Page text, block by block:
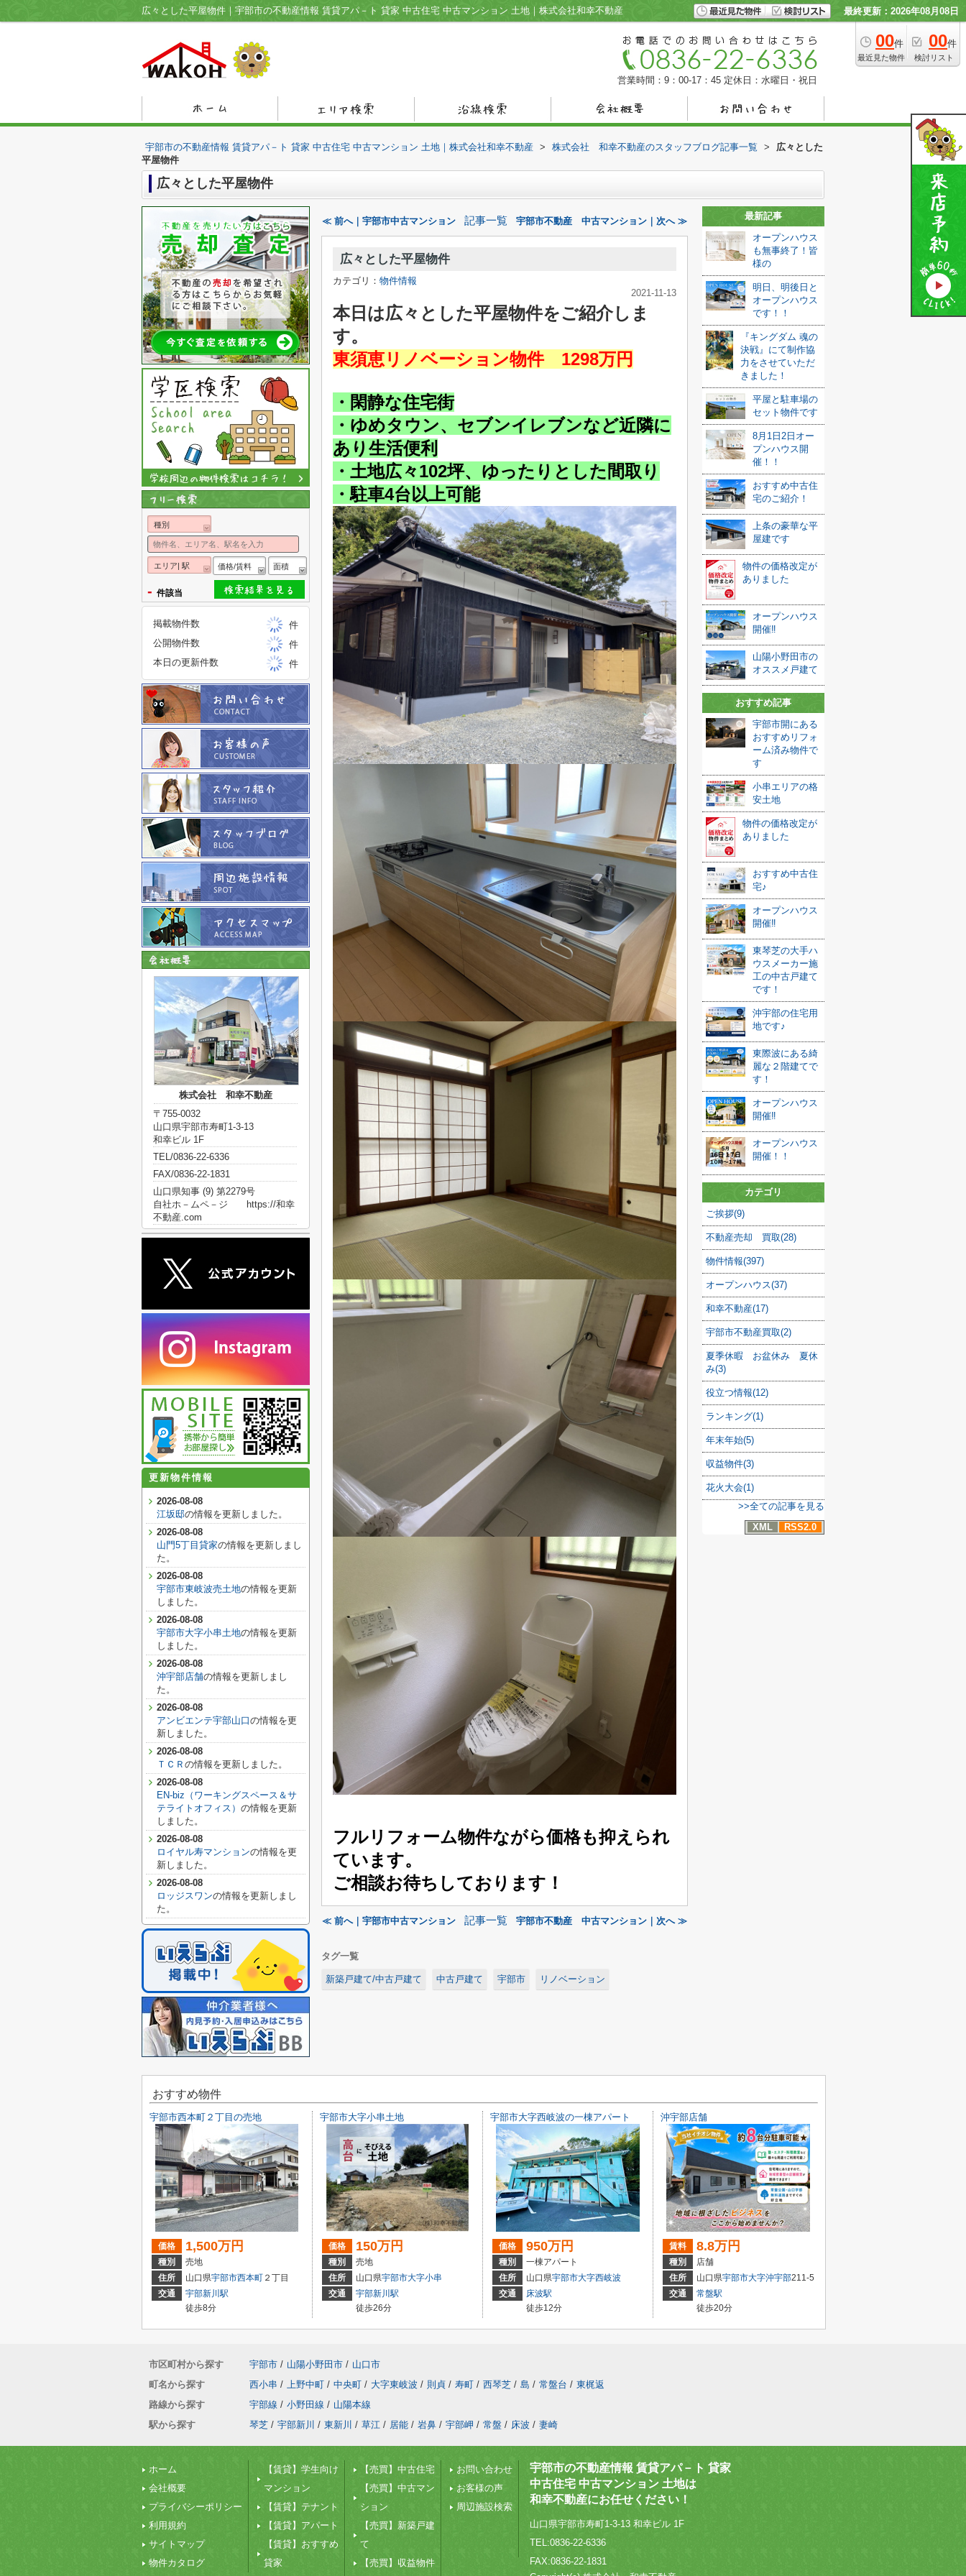
広々とした平屋物件｜宇部市の不動産情報 賃貸アパ－ト 貸家 中古住宅 中古マンション 土地｜株式会社和幸不動産 最終更新：2026年08月08日
00件
最近見た物件
00件
検討リスト
営業時間：9：00-17：45 定休日：水曜日・祝日
宇部市の不動産情報 賃貸アパ－ト 貸家 中古住宅 中古マンション 土地｜株式会社和幸不動産 > 株式会社 和幸不動産のスタッフブログ記事一覧 >
広々とした
平屋物件
広々とした平屋物件
≪ 前へ｜宇部市中古マンション 記事一覧 宇部市不動産 中古マンション｜次へ ≫
広々とした平屋物件
カテゴリ： 物件情報
2021-11-13
本日は広々とした平屋物件をご紹介しま
す。
東須恵リノベーション物件 1298万円
・閑静な住宅街
・ゆめタウン、セブンイレブンなど近隣に
あり生活便利
・土地広々102坪、ゆったりとした間取り
・駐車4台以上可能
フルリフォーム物件ながら価格も抑えられ
ています。
ご相談お待ちしております！
≪ 前へ｜宇部市中古マンション 記事一覧 宇部市不動産 中古マンション｜次へ ≫
タグ一覧
新築戸建て/中古戸建て 中古戸建て 宇部市 リノベーション
最新記事
オープンハウス
も無事終了！皆
様の
明日、明後日と
オープンハウス
です！！
『キングダム 魂の
決戦』にて制作協
力をさせていただ
きました！
平屋と駐車場の
セット物件です
8月1日2日オー
プンハウス開
催！！
おすすめ中古住
宅のご紹介！
上条の豪華な平
屋建です
物件の価格改定が
ありました
オープンハウス
開催‼
山陽小野田市の
オススメ戸建て
おすすめ記事
宇部市開にある
おすすめリフォ
ーム済み物件で
す
小串エリアの格
安土地
物件の価格改定が
ありました
おすすめ中古住
宅♪
オープンハウス
開催‼
東琴芝の大手ハ
ウスメーカー施
工の中古戸建て
です！
沖宇部の住宅用
地です♪
東際波にある綺
麗な２階建てで
す！
オープンハウス
開催‼
オープンハウス
開催！！
カテゴリ
ご挨拶(9)
不動産売却 買取(28)
物件情報(397)
オープンハウス(37)
和幸不動産(17)
宇部市不動産買取(2)
夏季休暇 お盆休み 夏休
み(3)
役立つ情報(12)
ランキング(1)
年末年始(5)
収益物件(3)
花火大会(1)
>>全ての記事を見る
XML
RSS2.0
種別
エリア| 駅 価格/賃料 面積
- 件該当
掲載物件数
件
公開物件数
件
本日の更新件数
件
株式会社 和幸不動産
〒755-0032
山口県宇部市寿町1-3-13
和幸ビル 1F
TEL/0836-22-6336
FAX/0836-22-1831
山口県知事 (9) 第2279号
自社ホ－ムペ－ジ https://和幸
不動産.com
更新物件情報
2026-08-08
江坂邸の情報を更新しました。
2026-08-08
山門5丁目貸家の情報を更新しまし
た。
2026-08-08
宇部市東岐波売土地の情報を更新
しました。
2026-08-08
宇部市大字小串土地の情報を更新
しました。
2026-08-08
沖宇部店舗の情報を更新しまし
た。
2026-08-08
アンビエンテ宇部山口の情報を更
新しました。
2026-08-08
ＴＣＲ の情報を更新しました。
2026-08-08
EN-biz（ワーキングスペース＆サ
テライトオフィス） の情報を更新
しました。
2026-08-08
ロイヤル寿マンションの情報を更
新しました。
2026-08-08
ロッジスワンの情報を更新しまし
た。
おすすめ物件
宇部市西本町２丁目の売地
価格 1,500万円
種別
売地
住所
山口県宇部市西本町 ２丁目
交通
宇部新川駅
徒歩8分
宇部市大字小串土地
価格 150万円
種別
売地
住所
山口県宇部市大字小串
交通
宇部新川駅
徒歩26分
宇部市大字西岐波の一棟アパート
価格 950万円
種別
一棟アパート
住所
山口県宇部市大字西岐波
交通
床波駅
徒歩12分
沖宇部店舗
賃料 8.8万円
種別
店舗
住所
山口県宇部市大字沖宇部211-5
交通
常盤駅
徒歩20分
市区町村から探す 宇部市 / 山陽小野田市 / 山口市
町名から探す
西小串 / 上野中町 / 中央町 / 大字東岐波 / 則貞 / 寿町 / 西琴芝 / 島 / 常盤台 / 東梶返
路線から探す
宇部線 / 小野田線 / 山陽本線
駅から探す
琴芝 / 宇部新川 / 東新川 / 草江 / 居能 / 岩鼻 / 宇部岬 / 常盤 / 床波 / 妻崎
ホーム
会社概要
プライバシーポリシー
利用規約
サイトマップ
物件カタログ
【賃貸】学生向け
マンション
【賃貸】テナント
【賃貸】アパート
【賃貸】おすすめ
貸家
【売買】中古住宅
【売買】中古マン
ション
【売買】新築戸建
て
【売買】収益物件
お問い合わせ
お客様の声
周辺施設検索
宇部市の不動産情報 賃貸アパ－ト 貸家
中古住宅 中古マンション 土地は
和幸不動産にお任せください！
山口県宇部市寿町1-3-13 和幸ビル 1F
TEL:0836-22-6336
FAX:0836-22-1831